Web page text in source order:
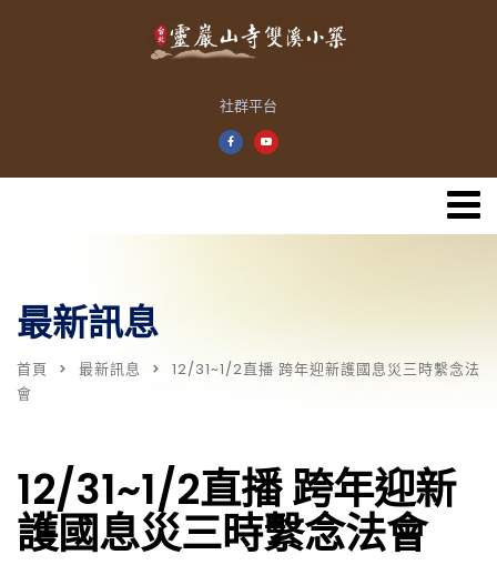
社群平台
最新訊息
首頁 最新訊息
12/31~1/2直播 跨年迎新護國息災三時繫念法
會
12/31~1/2直播 跨年迎新
護國息災三時繫念法會